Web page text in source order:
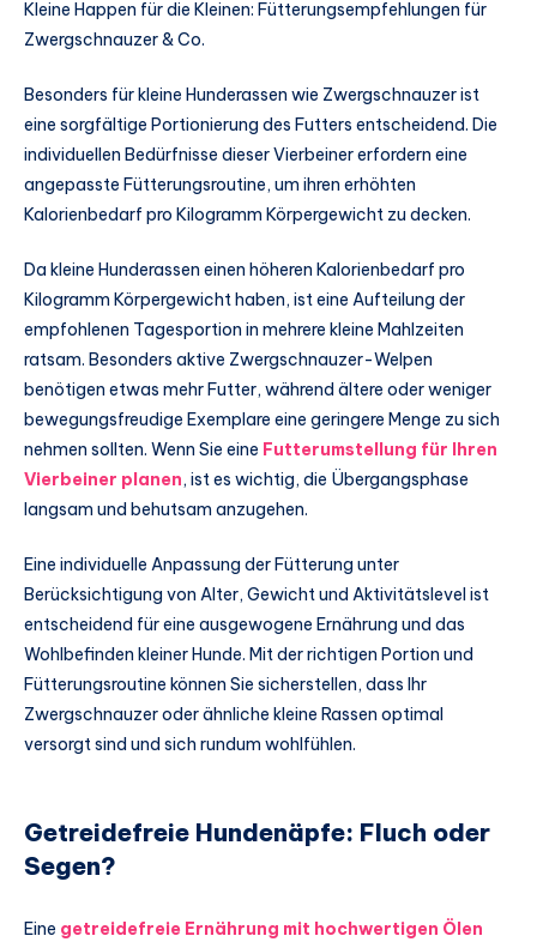
Kleine Happen für die Kleinen: Fütterungsempfehlungen für
Zwergschnauzer & Co.
Besonders für kleine Hunderassen wie Zwergschnauzer ist
eine sorgfältige Portionierung des Futters entscheidend. Die
individuellen Bedürfnisse dieser Vierbeiner erfordern eine
angepasste Fütterungsroutine, um ihren erhöhten
Kalorienbedarf pro Kilogramm Körpergewicht zu decken.
Da kleine Hunderassen einen höheren Kalorienbedarf pro
Kilogramm Körpergewicht haben, ist eine Aufteilung der
empfohlenen Tagesportion in mehrere kleine Mahlzeiten
ratsam. Besonders aktive Zwergschnauzer-Welpen
benötigen etwas mehr Futter, während ältere oder weniger
bewegungsfreudige Exemplare eine geringere Menge zu sich
nehmen sollten. Wenn Sie eine Futterumstellung für Ihren
Vierbeiner planen, ist es wichtig, die Übergangsphase
langsam und behutsam anzugehen.
Eine individuelle Anpassung der Fütterung unter
Berücksichtigung von Alter, Gewicht und Aktivitätslevel ist
entscheidend für eine ausgewogene Ernährung und das
Wohlbefinden kleiner Hunde. Mit der richtigen Portion und
Fütterungsroutine können Sie sicherstellen, dass Ihr
Zwergschnauzer oder ähnliche kleine Rassen optimal
versorgt sind und sich rundum wohlfühlen.
Getreidefreie Hundenäpfe: Fluch oder
Segen?
Eine getreidefreie Ernährung mit hochwertigen Ölen